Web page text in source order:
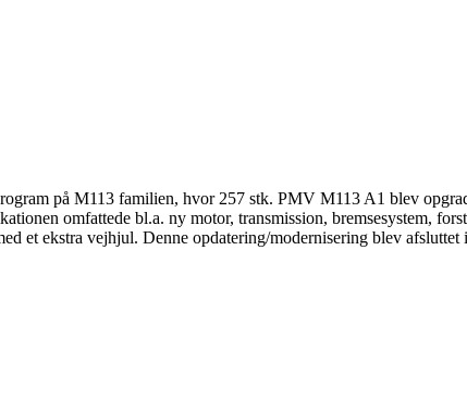
på M113 familien, hvor 257 stk. PMV M113 A1 blev
omfattede bl.a. ny motor, transmission, bremsesystem,
et ekstra vejhjul. Denne opdatering/modernisering blev